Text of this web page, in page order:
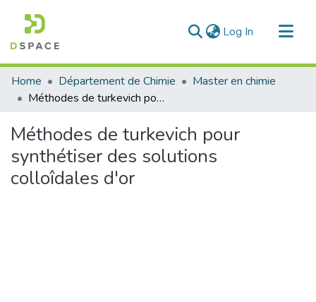
Log In (current)
Communities & Collections
All of DSpace
Home Département de Chimie
Master en chimie
Méthodes de turkevich pour synthétiser des solutions colloîdales d'or
Méthodes de turkevich pour
synthétiser des solutions
colloîdales d'or